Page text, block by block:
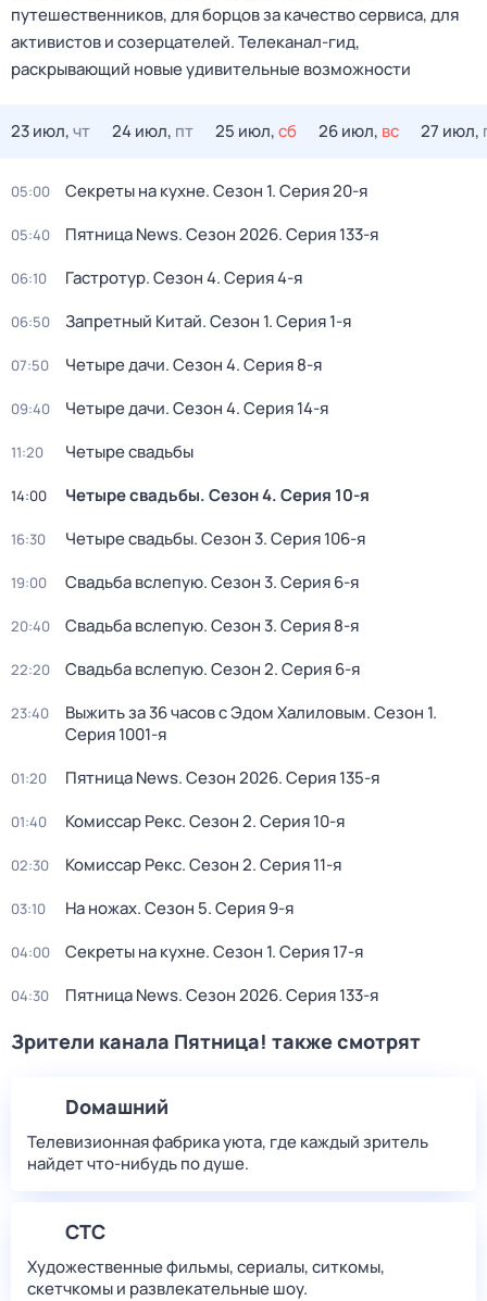
путешественников, для борцов за качество сервиса, для
активистов и созерцателей. Телеканал-гид,
раскрывающий новые удивительные возможности
23 июл,чт 24 июл, пт 25 июл,сб 26 июл, вс 27 июл,
05:00 Секреты на кухне. Сезон 1. Серия 20-я
05:40 Пятница News. Сезон 2026. Серия 133-я
06:10 Гастротур. Сезон 4. Серия 4-я
06:50 Запретный Китай. Сезон 1. Серия 1-я
07:50 Четыре дачи. Сезон 4. Серия 8-я
09:40 Четыре дачи. Сезон 4. Серия 14-я
11:20 Четыре свадьбы
14:00 Четыре свадьбы. Сезон 4. Серия 10-я
16:30 Четыре свадьбы. Сезон 3. Серия 106-я
19:00 Свадьба вслепую. Сезон 3. Серия 6-я
20:40 Свадьба вслепую. Сезон 3. Серия 8-я
22:20 Свадьба вслепую. Сезон 2. Серия 6-я
23:40 Выжить за 36 часов с Эдом Халиловым. Сезон 1.
Серия 1001-я
01:20 Пятница News. Сезон 2026. Серия 135-я
01:40 Комиссар Рекс. Сезон 2. Серия 10-я
02:30 Комиссар Рекс. Сезон 2. Серия 11-я
03:10 На ножах. Сезон 5. Серия 9-я
04:00 Секреты на кухне. Сезон 1. Серия 17-я
04:30 Пятница News. Сезон 2026. Серия 133-я
Зрители канала Пятница! также смотрят
Dомашний
Телевизионная фабрика уюта, где каждый зритель
найдет что‑нибудь по душе.
СТС
Художественные фильмы, сериалы, ситкомы,
скетчкомы и развлекательные шоу.